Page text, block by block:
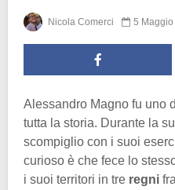
Nicola Comerci 5 Maggio
Alessandro Magno fu uno
tutta la storia. Durante la
scompiglio con i suoi
curioso è che fece lo
i suoi territori in tre regni